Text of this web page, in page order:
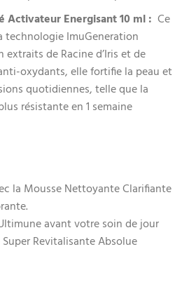
Activateur Energisant 10 ml : Ce
technologie ImuGeneration
extraits de Racine d’Iris et de
oxydants, elle fortifie la peau et
quotidiennes, telle que la
résistante en 1 semaine
la Mousse Nettoyante Clarifiante
avant votre soin de jour
Revitalisante Absolue